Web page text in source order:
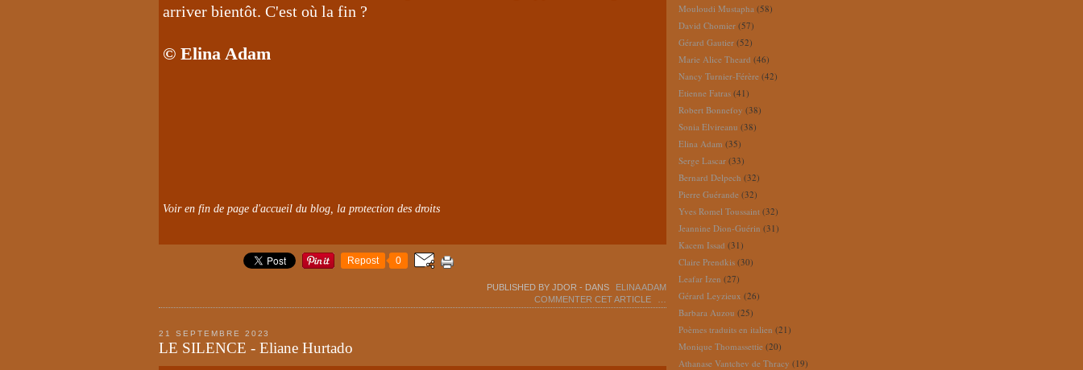
arriver bientôt. C'est où la fin ?
© Elina Adam
Voir en fin de page d'accueil du blog, la protection des droits
Repost 0
PUBLISHED BY JDOR - DANS
ELINA ADAM
COMMENTER CET ARTICLE
21 SEPTEMBRE 2023
LE SILENCE - Eliane Hurtado
Mouloudi Mustapha (58)
David Chomier (57)
Gérard Gautier (52)
Marie Alice Theard (46)
Nancy Turnier-Férère (42)
Etienne Fatras (41)
Robert Bonnefoy (38)
Sonia Elvireanu (38)
Elina Adam (35)
Serge Lascar (33)
Bernard Delpech (32)
Pierre Guérande (32)
Yves Romel Toussaint (32)
Jeannine Dion-Guérin (31)
Kacem Issad (31)
Claire Prendkis (30)
Leafar Izen (27)
Gérard Leyzieux (26)
Barbara Auzou (25)
Poèmes traduits en italien (21)
Monique Thomassettie (20)
Athanase Vantchev de Thracy (19)